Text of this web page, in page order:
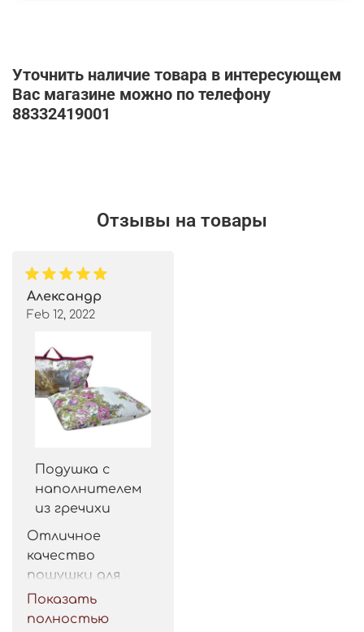
Уточнить наличие товара в интересующем
Вас магазине можно по телефону
88332419001
Отзывы на товары
Александр
Feb 12, 2022
Подушка с
наполнителем
из гречихи
Отличное
качество
пошушки для
такой цены.
Рекомендую.
Показать
полностью